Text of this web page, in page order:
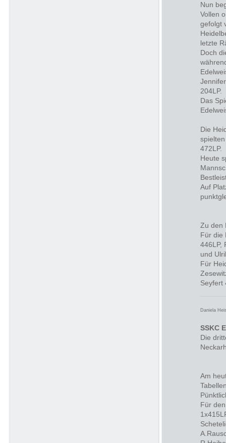
Nun
Vollen
gefolgt
letzte
Doch
204LP.
Das
Die
472LP.
Heute
Auf
Zu den
Für die
446LP,
und
Für
Seyfert
Daniela
SSKC
Die
Am
Für